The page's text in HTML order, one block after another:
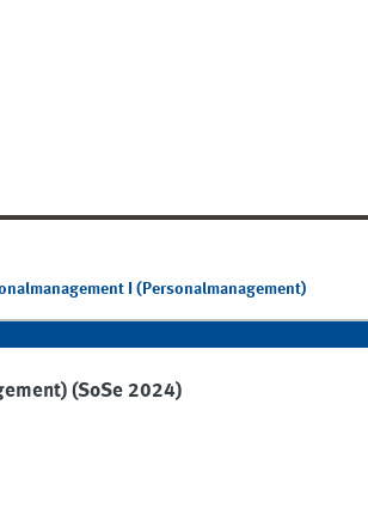
I (Personalmanagement)
(SoSe 2024)